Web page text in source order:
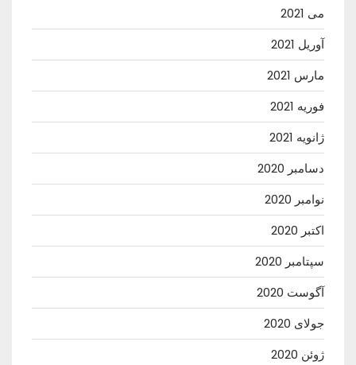
می 2021
آوریل 2021
مارس 2021
فوریه 2021
ژانویه 2021
دسامبر 2020
نوامبر 2020
اکتبر 2020
سپتامبر 2020
آگوست 2020
جولای 2020
ژوئن 2020